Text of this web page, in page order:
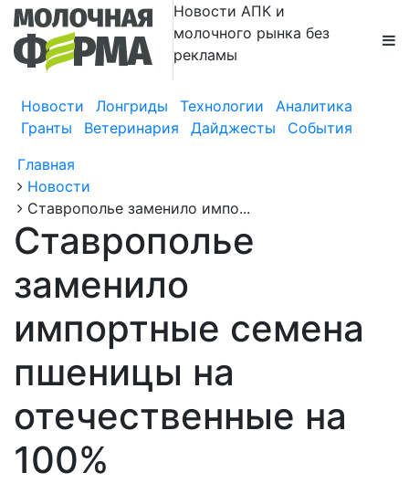
Новости АПК и
молочного рынка без
рекламы
Новости Лонгриды Технологии
Аналитика
Гранты
Ветеринария Дайджесты
События
Главная
Новости
Ставрополье заменило импо...
Ставрополье
заменило
импортные семена
пшеницы на
отечественные на
100%